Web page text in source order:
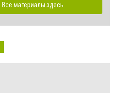
Все материалы здесь